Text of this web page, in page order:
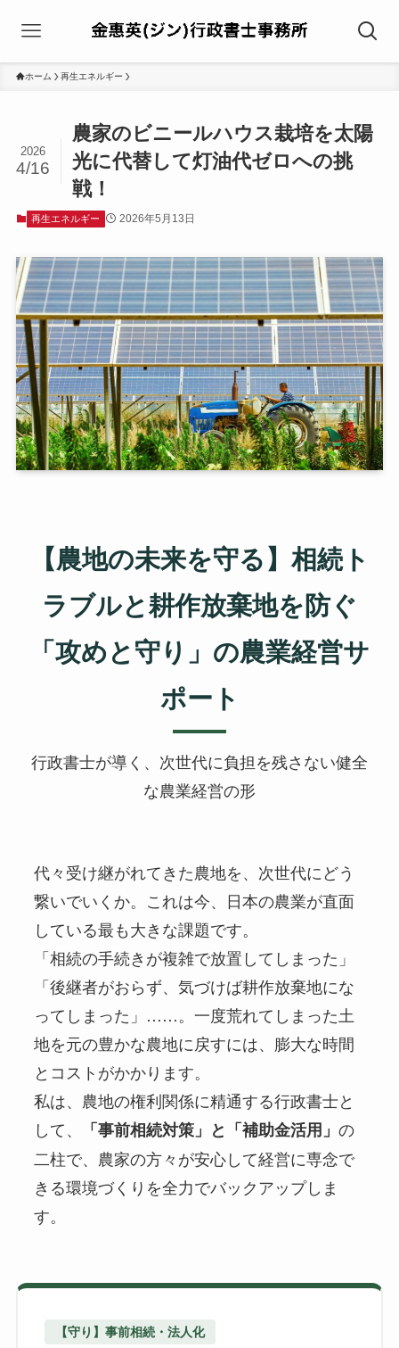
ホーム 再生エネルギー
農家のビニールハウス栽培を太陽
光に代替して灯油代ゼロへの挑
戦！
2026
4/16
再生エネルギー 2026年5月13日
【農地の未来を守る】相続ト
ラブルと耕作放棄地を防ぐ
「攻めと守り」の農業経営サ
ポート
行政書士が導く、次世代に負担を残さない健全
な農業経営の形
代々受け継がれてきた農地を、次世代にどう
繋いでいくか。これは今、日本の農業が直面
している最も大きな課題です。
「相続の手続きが複雑で放置してしまった」
「後継者がおらず、気づけば耕作放棄地にな
ってしまった」……。一度荒れてしまった土
地を元の豊かな農地に戻すには、膨大な時間
とコストがかかります。
私は、農地の権利関係に精通する行政書士と
して、
「事前相続対策」と「補助金活用」 の
二柱で、農家の方々が安心して経営に専念で
きる環境づくりを全力でバックアップしま
す。
【守り】事前相続・法人化